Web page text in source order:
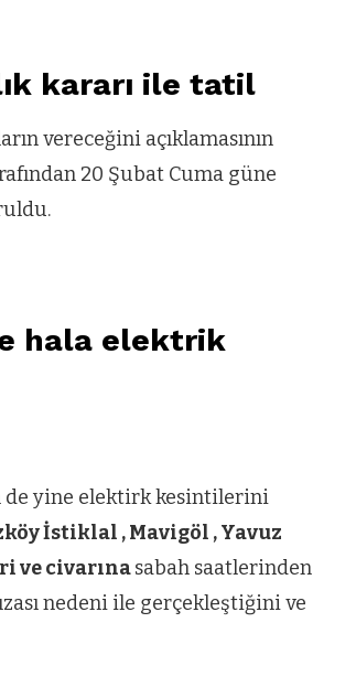
kararı ile tatil
vereceğini açıklamasının
20 Şubat Cuma güne
hala elektrik
de yine elektirk kesintilerini
İstiklal , Mavigöl , Yavuz
ve civarınasabah saatlerinden
nedeni ile gerçekleştiğini ve